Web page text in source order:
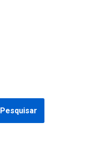
Pesquisar